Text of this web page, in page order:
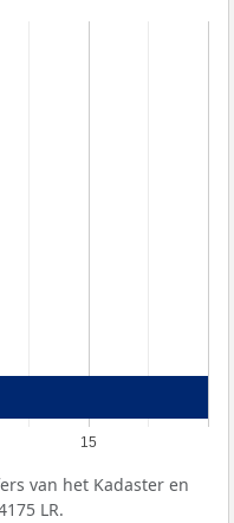
15
van het Kadaster en
LR.